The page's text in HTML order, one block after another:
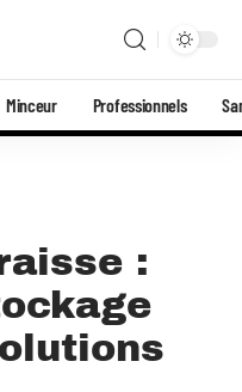
Minceur Professionnels
: